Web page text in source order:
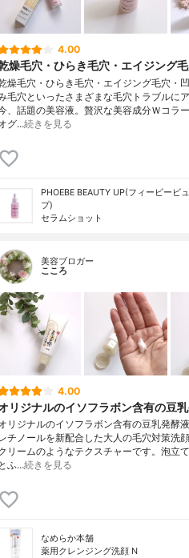
4.00
燥毛穴・ひらき毛穴・エイジング
燥毛穴・ひらき毛穴・エイジング毛穴・
毛穴といったさまざまな毛穴トラブルに
、話題の美容液。贅沢な美容成分Ｗコラ
グ…続きを見る
PHOEBE BEAUTY UP(フィービービ
プ)
セラムショット
美容ブロガー
こころ
4.00
リジナルのイソフラボン含有の豆
リジナルのイソフラボン含有の豆乳発酵
チノールを新配合した大人の毛穴対策洗
リームのようなテクスチャーです。泡立
とふ…続きを見る
なめらか本舗
薬用クレンジング洗顔 N